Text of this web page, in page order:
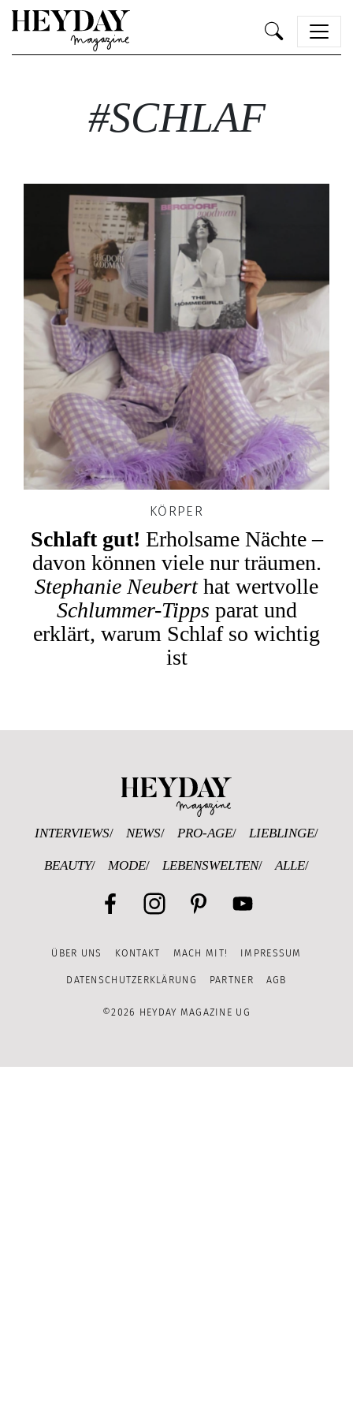
#SCHLAF
KÖRPER
Schlaft gut! Erholsame Nächte –
davon können viele nur träumen.
Stephanie Neuberthat wertvolle
Schlummer-Tipps parat und
erklärt, warum Schlaf so wichtig
ist
INTERVIEWS NEWS PRO-AGE LIEBLINGE
BEAUTY MODE LEBENSWELTEN ALLE
Channel
ÜBER UNS KONTAKT MACH MIT! IMPRESSUM
DATENSCHUTZERKLÄRUNG PARTNER AGB
©2026 HEYDAY MAGAZINE UG